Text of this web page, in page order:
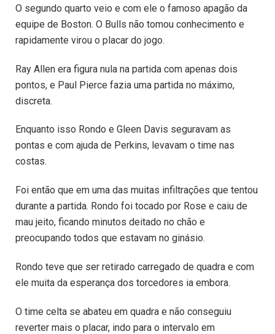
O segundo quarto veio e com ele o famoso apagão da
equipe de Boston. O Bulls não tomou conhecimento e
rapidamente virou o placar do jogo.
Ray Allen era figura nula na partida com apenas dois
pontos, e Paul Pierce fazia uma partida no máximo,
discreta.
Enquanto isso Rondo e Gleen Davis seguravam as
pontas e com ajuda de Perkins, levavam o time nas
costas.
Foi então que em uma das muitas infiltrações que tentou
durante a partida. Rondo foi tocado por Rose e caiu de
mau jeito, ficando minutos deitado no chão e
preocupando todos que estavam no ginásio.
Rondo teve que ser retirado carregado de quadra e com
ele muita da esperança dos torcedores ia embora.
O time celta se abateu em quadra e não conseguiu
reverter mais o placar, indo para o intervalo em